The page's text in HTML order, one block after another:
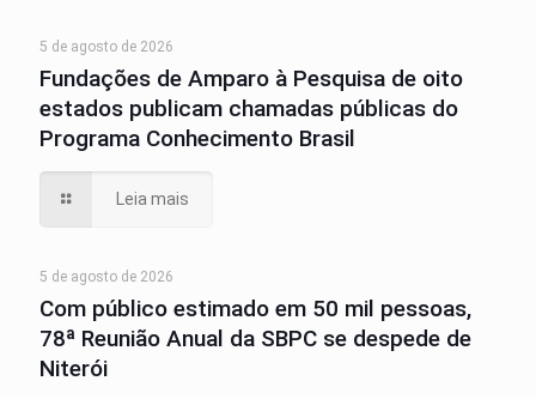
5 de agosto de 2026
Fundações de Amparo à Pesquisa de oito
estados publicam chamadas públicas do
Programa Conhecimento Brasil
Leia mais
5 de agosto de 2026
Com público estimado em 50 mil pessoas,
78ª Reunião Anual da SBPC se despede de
Niterói